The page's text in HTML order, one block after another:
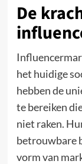
De
het huidige
hebben de
te bereiken
niet raken.
betrouwbare
vorm van